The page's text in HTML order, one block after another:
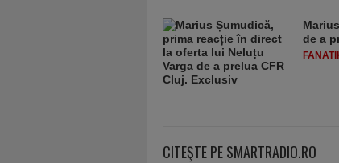
de a
CITEŞTE PE SMARTRADIO.RO